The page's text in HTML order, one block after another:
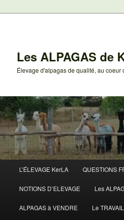
Les ALPAGAS de
Élevage d'alpagas de qualité, au coeur
principal
L’ÉLEVAGE KerLA QUESTIONS
NOTIONS D’ELEVAGE Les
ALPAGAS à VENDRE Le